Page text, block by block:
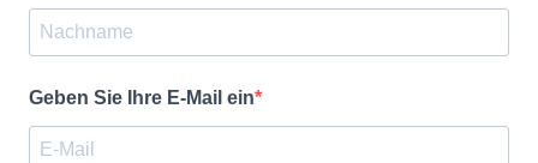
Geben Sie Ihre E-Mail ein